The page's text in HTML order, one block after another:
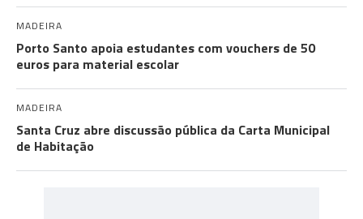
MADEIRA
Porto Santo apoia estudantes com vouchers de 50
euros para material escolar
MADEIRA
Santa Cruz abre discussão pública da Carta Municipal
de Habitação